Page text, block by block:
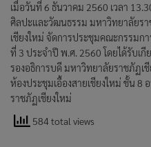
เมื่อวันที่ 6 ธันวาคม 2560 เวลา
ศิลปะและวัฒนธรรม มหาวิทยาลัยร
เชียงใหม่ จัดการประชุมคณะกรรมก
ที่ 3 ประจำปี พ.ศ. 2560 โดยได้รับ
รองอธิการบดี มหาวิทยาลัยราชภัฏเ
ห้องประชุมเอื้องสายเชียงใหม่ ชั้น
ราชภัฏเชียงใหม่
584 total views